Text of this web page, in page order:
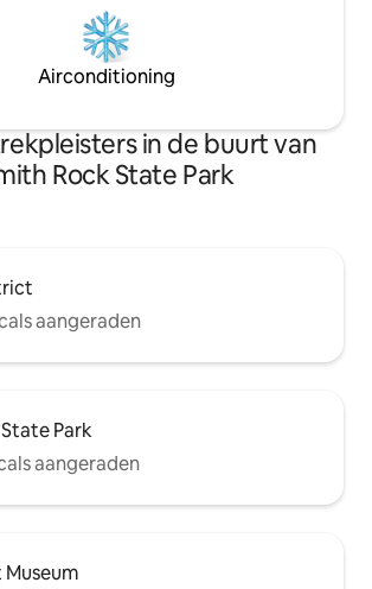
Airconditioning
in de buurt van
Rock State Park
aangeraden
Park
aangeraden